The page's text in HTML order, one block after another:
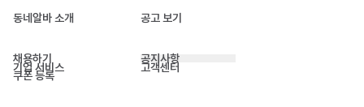
동네알바 소개 공고 보기
채용하기
기업 서비스
쿠폰 등록
공지사항
고객센터